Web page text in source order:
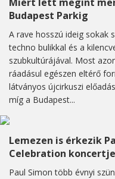
Budapest Parkig
A rave hosszú ideig sokak
techno bulikkal és a
szubkultúrájával. Most
ráadásul egészen eltérő
látványos újcirkuszi
míg a Budapest...
Lemezen is érkezik
Celebration koncertje
Paul Simon több évnyi